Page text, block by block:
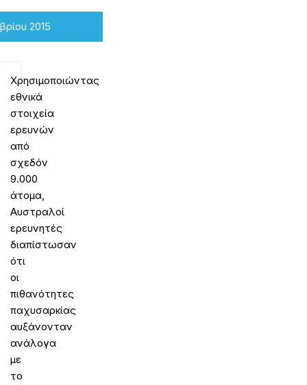
2015
Χρησιμοποιώντας
εθνικά
στοιχεία
ερευνών
από
σχεδόν
9.000
άτομα,
Αυστραλοί
ερευνητές
διαπίστωσαν
ότι
οι
πιθανότητες
παχυσαρκίας
αυξάνονταν
ανάλογα
με
το